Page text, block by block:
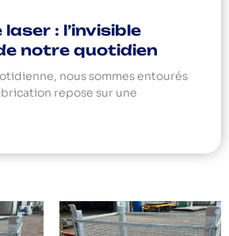
: l’invisible
notre quotidien
nous sommes entourés
repose sur une